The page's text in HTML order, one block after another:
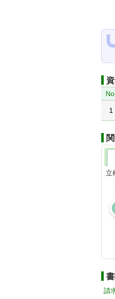
1
立
請